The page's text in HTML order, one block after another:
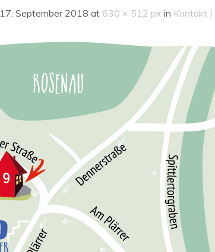
17. September 2018 at 630 × 512 px in Kontakt